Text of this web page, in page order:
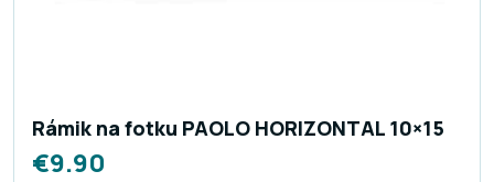
Rámik na fotku PAOLO HORIZONTAL 10×15
€9.90